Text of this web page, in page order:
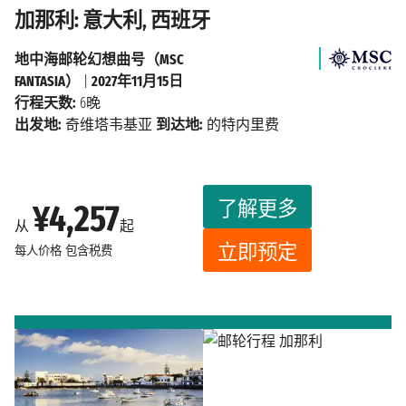
加那利: 意大利, 西班牙
从 ¥4,257起
每人价格 包含税费
了解更多
立即预定
地中海邮轮幻想曲号（MSC
FANTASIA）
2027年11月15日
行程天数: 6晚
出发地: 奇维塔韦基亚 到达地: 的特内里费